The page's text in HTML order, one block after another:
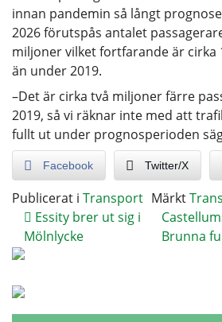
innan pandemin så långt
2026 förutspås antalet
miljoner vilket fortfarande är
än under 2019.
–Det är cirka två miljoner färre
2019, så vi räknar inte med att
fullt ut under prognosperioden
Facebook Twitter/X
Publicerat i Transport Märkt
Essity brer ut sig i
Mölnlycke
Brunna